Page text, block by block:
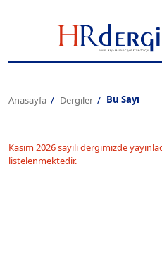
Anasayfa Dergiler Bu Sayı
Kasım 2026 sayılı dergimizde
listelenmektedir.